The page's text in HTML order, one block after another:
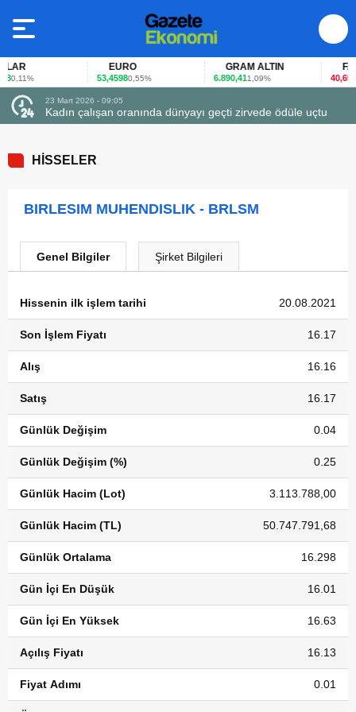
0,11%
EURO
53,45980,55%
GRAM ALTIN
6.890,411,09%
FAİZ
40,65-
23 Mart 2026 - 09:05
Kadın çalışan oranında dünyayı geçti zirvede ödüle uçtu
HİSSELER
BIRLESIM MUHENDISLIK - BRLSM
Genel Bilgiler Şirket Bilgileri
Hissenin ilk işlem tarihi 20.08.2021
Son İşlem Fiyatı 16.17
Alış 16.16
Satış 16.17
Günlük Değişim 0.04
Günlük Değişim (%) 0.25
Günlük Hacim (Lot) 3.113.788,00
Günlük Hacim (TL) 50.747.791,68
Günlük Ortalama 16.298
Gün İçi En Düşük 16.01
Gün İçi En Yüksek 16.63
Açılış Fiyatı 16.13
Fiyat Adımı 0.01